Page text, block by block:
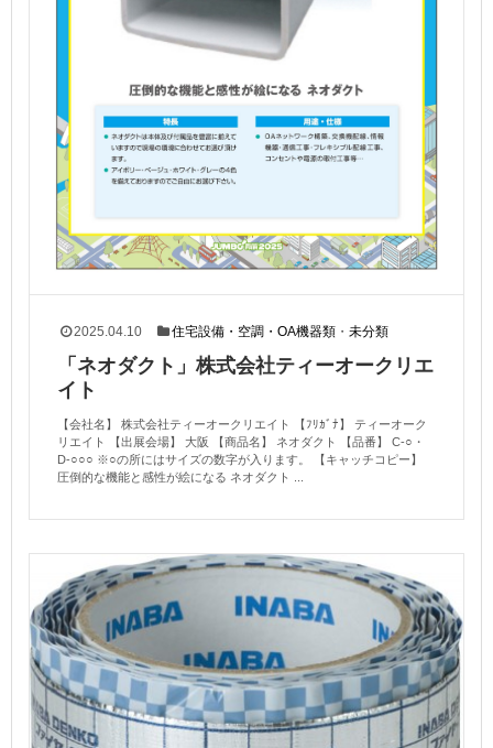
2025.04.10 住宅設備・空調・OA機器類 ・未分類
「ネオダクト」株式会社ティーオークリエ
イト
【会社名】 株式会社ティーオークリエイト 【ﾌﾘｶﾞﾅ】 ティーオーク
リエイト 【出展会場】 大阪 【商品名】 ネオダクト 【品番】 C-○・
D-○○○ ※○の所にはサイズの数字が入ります。 【キャッチコピー】
圧倒的な機能と感性が絵になる ネオダクト ...